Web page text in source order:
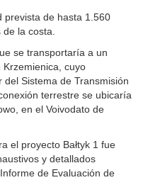
prevista de hasta 1.560
la costa.
se transportaría a un
cuyo
Sistema de Transmisión
terrestre se ubicaría
en el Voivodato de
el proyecto Bałtyk 1 fue
y detallados
de Evaluación de